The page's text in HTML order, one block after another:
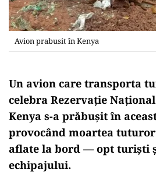
Avion prabusit în Kenya
Un avion care transporta
celebra Rezervație
Kenya s-a prăbușit în
provocând moartea tuturor
aflate la bord — opt turiști
echipajului.